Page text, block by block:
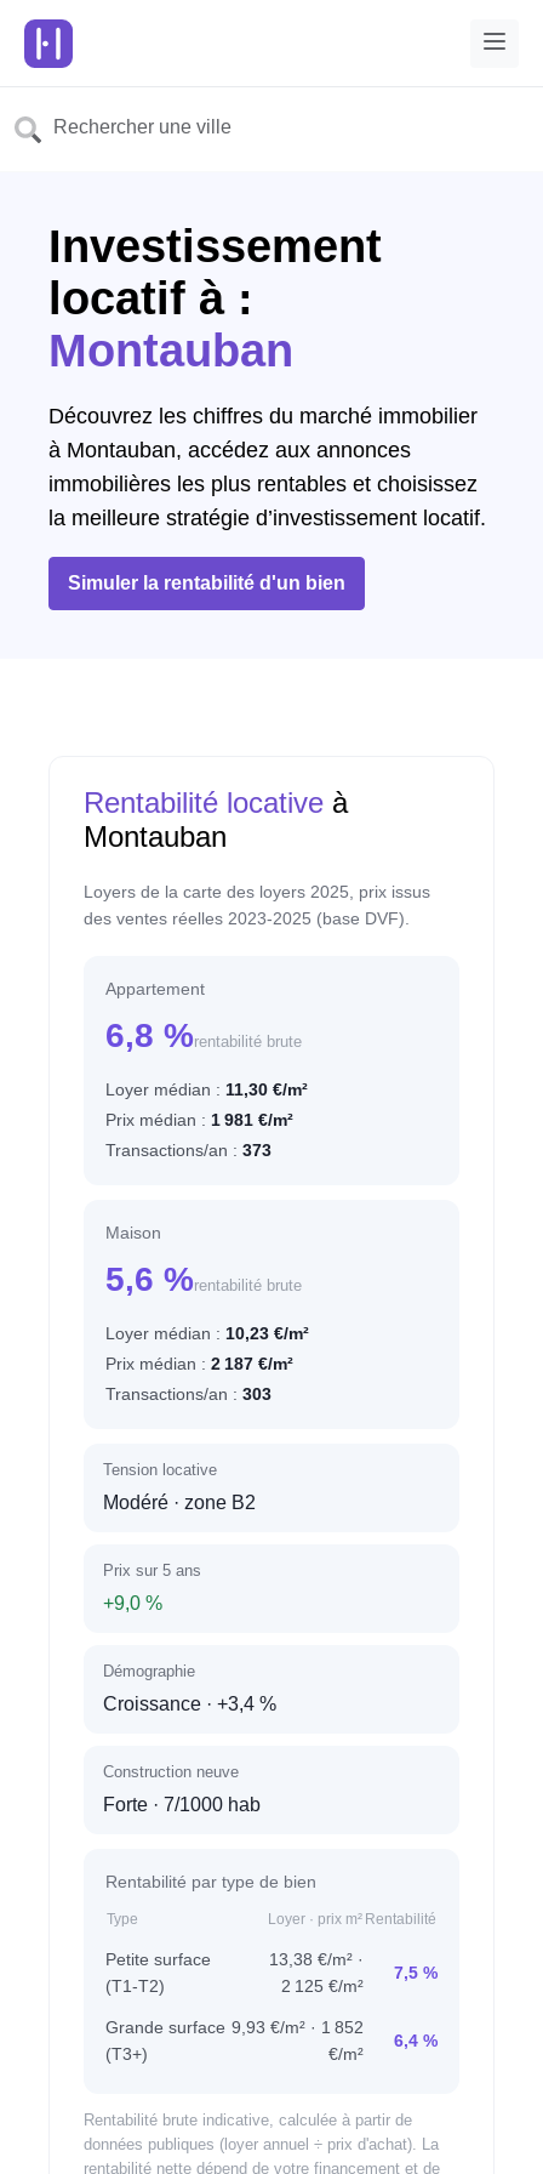
Investissement
locatif à :
Montauban
Découvrez les chiffres du marché immobilier
à Montauban, accédez aux annonces
immobilières les plus rentables et choisissez
la meilleure stratégie d’investissement locatif.
Simuler la rentabilité d'un bien
Rentabilité locative à
Montauban
Loyers de la carte des loyers 2025, prix issus
des ventes réelles 2023-2025 (base DVF).
Appartement
6,8 %rentabilité brute
Loyer médian : 11,30 €/m²
Prix médian : 1 981 €/m²
Transactions/an : 373
Maison
5,6 %rentabilité brute
Loyer médian : 10,23 €/m²
Prix médian : 2 187 €/m²
Transactions/an : 303
Tension locative
Modéré · zone B2
Prix sur 5 ans
+9,0 %
Démographie
Croissance · +3,4 %
Construction neuve
Forte · 7/1000 hab
Rentabilité par type de bien
Type Loyer · prix m² Rentabilité
Petite surface
(T1-T2)
13,38 €/m² ·
2 125 €/m²
7,5 %
Grande surface
(T3+)
9,93 €/m² · 1 852
€/m²
6,4 %
Rentabilité brute indicative, calculée à partir de
données publiques (loyer annuel ÷ prix d'achat). La
rentabilité nette dépend de votre financement et de